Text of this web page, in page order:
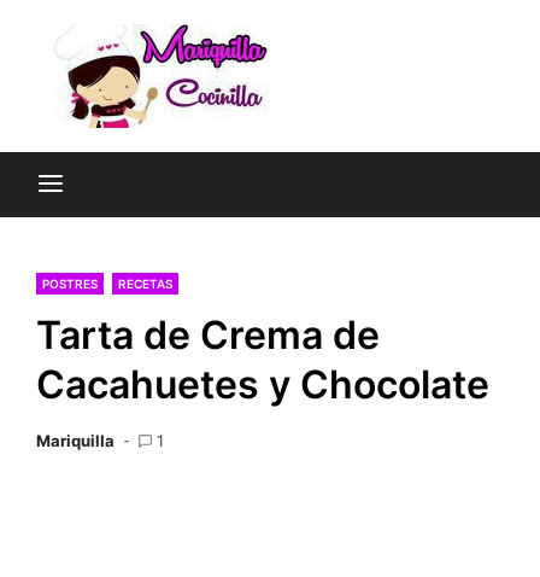
contenido
POSTRES RECETAS
Tarta de Crema de
Cacahuetes y Chocolate
Mariquilla 1